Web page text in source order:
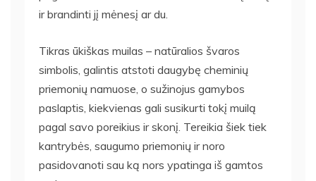
ir brandinti jį mėnesį ar du.
Tikras ūkiškas muilas – natūralios švaros
simbolis, galintis atstoti daugybę cheminių
priemonių namuose, o sužinojus gamybos
paslaptis, kiekvienas gali susikurti tokį muilą
pagal savo poreikius ir skonį. Tereikia šiek tiek
kantrybės, saugumo priemonių ir noro
pasidovanoti sau ką nors ypatinga iš gamtos